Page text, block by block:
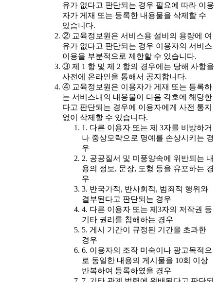
유가 없다고 판단되는 경우 필요에 따라 이용
자가 게재 또는 등록한 내용물을 삭제할 수
있습니다.
② 교육정보원은 서비스용 설비의 용량에 여
유가 없다고 판단되는 경우 이용자의 서비스
이용을 부분적으로 제한할 수 있습니다.
③ 제 1 항 및 제 2 항의 경우에는 당해 사항을
사전에 온라인을 통해서 공지합니다.
④ 교육정보원은 이용자가 게재 또는 등록하
는 서비스내의 내용물이 다음 각호에 해당한
다고 판단되는 경우에 이용자에게 사전 통지
없이 삭제할 수 있습니다.
1. 다른 이용자 또는 제 3자를 비방하거
나 중상모략으로 명예를 손상시키는 경
우
2. 공공질서 및 미풍양속에 위반되는 내
용의 정보, 문장, 도형 등을 유포하는 경
우
3. 반국가적, 반사회적, 범죄적 행위와
결부된다고 판단되는 경우
4. 다른 이용자 또는 제3자의 저작권 등
기타 권리를 침해하는 경우
5. 게시 기간이 규정된 기간을 초과한
경우
6. 이용자의 조작 미숙이나 광고목적으
로 동일한 내용의 게시물을 10회 이상
반복하여 등록하였을 경우